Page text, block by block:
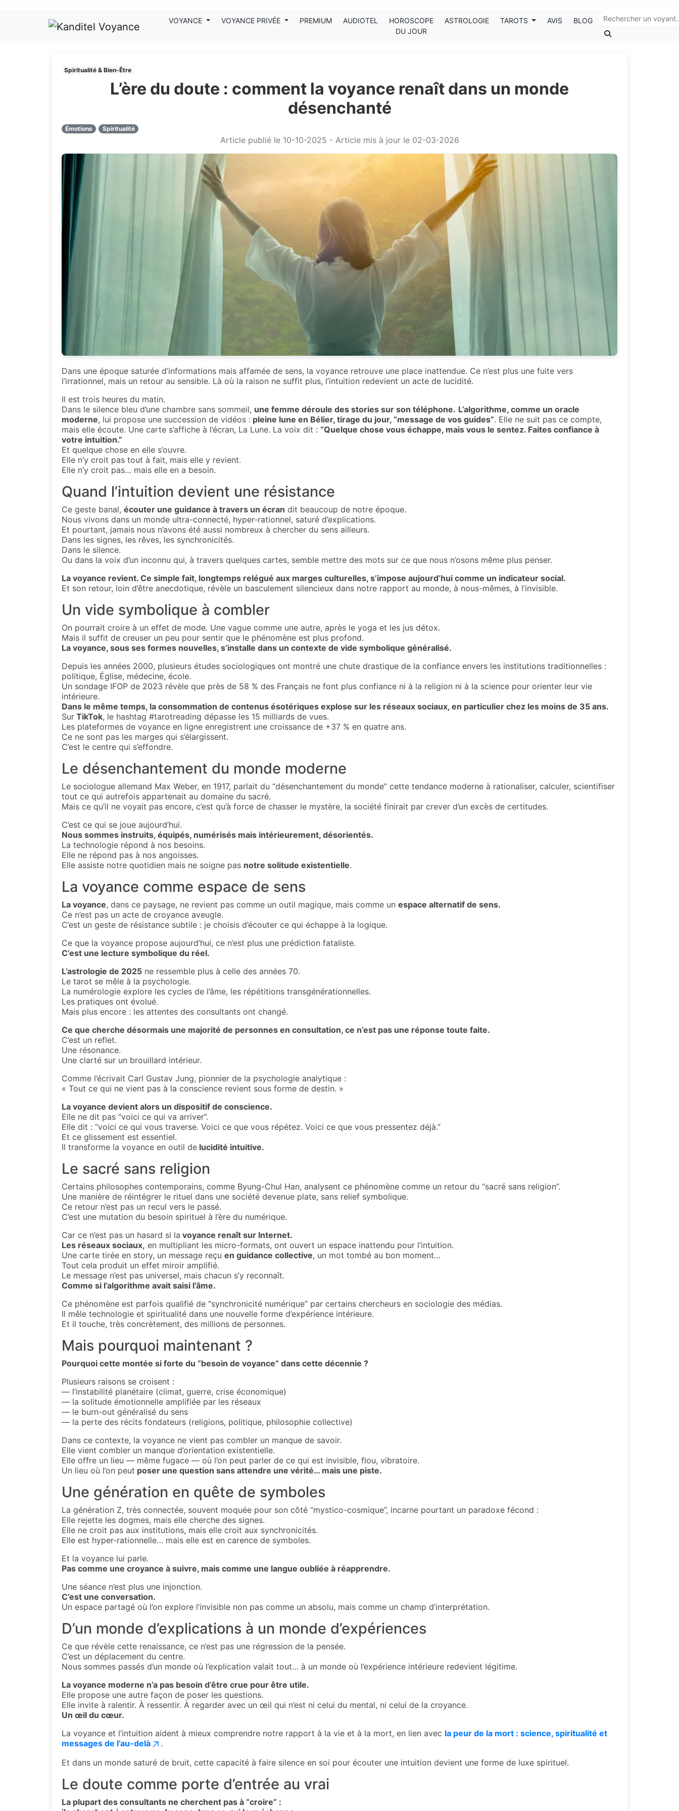
VOYANCE VOYANCE PRIVÉE PREMIUM AUDIOTEL
HOROSCOPE
DU JOUR
ASTROLOGIE TAROTS AVIS BLOG
Spiritualité & Bien-Être
L’ère du doute : comment la voyance renaît dans un monde
désenchanté
Émotions Spiritualité
Article publié le 10-10-2025 - Article mis à jour le 02-03-2026
Dans une époque saturée d’informations mais affamée de sens, la voyance retrouve une place inattendue. Ce n’est plus une fuite vers
l’irrationnel, mais un retour au sensible. Là où la raison ne suffit plus, l’intuition redevient un acte de lucidité.
Il est trois heures du matin.
Dans le silence bleu d’une chambre sans sommeil, une femme déroule des stories sur son téléphone. L’algorithme, comme un oracle
moderne, lui propose une succession de vidéos : pleine lune en Bélier, tirage du jour, “message de vos guides”. Elle ne suit pas ce compte,
mais elle écoute. Une carte s’affiche à l’écran, La Lune. La voix dit : “Quelque chose vous échappe, mais vous le sentez. Faites confiance à
votre intuition.”
Et quelque chose en elle s’ouvre.
Elle n’y croit pas tout à fait, mais elle y revient.
Elle n’y croit pas… mais elle en a besoin.
Quand l’intuition devient une résistance
Ce geste banal, écouter une guidance à travers un écran dit beaucoup de notre époque.
Nous vivons dans un monde ultra-connecté, hyper-rationnel, saturé d’explications.
Et pourtant, jamais nous n’avons été aussi nombreux à chercher du sens ailleurs.
Dans les signes, les rêves, les synchronicités.
Dans le silence.
Ou dans la voix d’un inconnu qui, à travers quelques cartes, semble mettre des mots sur ce que nous n’osons même plus penser.
La voyance revient. Ce simple fait, longtemps relégué aux marges culturelles, s’impose aujourd’hui comme un indicateur social.
Et son retour, loin d’être anecdotique, révèle un basculement silencieux dans notre rapport au monde, à nous-mêmes, à l’invisible.
Un vide symbolique à combler
On pourrait croire à un effet de mode. Une vague comme une autre, après le yoga et les jus détox.
Mais il suffit de creuser un peu pour sentir que le phénomène est plus profond.
La voyance, sous ses formes nouvelles, s’installe dans un contexte de vide symbolique généralisé.
Depuis les années 2000, plusieurs études sociologiques ont montré une chute drastique de la confiance envers les institutions traditionnelles :
politique, Église, médecine, école.
Un sondage IFOP de 2023 révèle que près de 58 % des Français ne font plus confiance ni à la religion ni à la science pour orienter leur vie
intérieure.
Dans le même temps, la consommation de contenus ésotériques explose sur les réseaux sociaux, en particulier chez les moins de 35 ans.
Sur TikTok, le hashtag #tarotreading dépasse les 15 milliards de vues.
Les plateformes de voyance en ligne enregistrent une croissance de +37 % en quatre ans.
Ce ne sont pas les marges qui s’élargissent.
C’est le centre qui s’effondre.
Le désenchantement du monde moderne
Le sociologue allemand Max Weber, en 1917, parlait du “désenchantement du monde” cette tendance moderne à rationaliser, calculer, scientifiser
tout ce qui autrefois appartenait au domaine du sacré.
Mais ce qu’il ne voyait pas encore, c’est qu’à force de chasser le mystère, la société finirait par crever d’un excès de certitudes.
C’est ce qui se joue aujourd’hui.
Nous sommes instruits, équipés, numérisés mais intérieurement, désorientés.
La technologie répond à nos besoins.
Elle ne répond pas à nos angoisses.
Elle assiste notre quotidien mais ne soigne pas notre solitude existentielle.
La voyance comme espace de sens
La voyance, dans ce paysage, ne revient pas comme un outil magique, mais comme un espace alternatif de sens.
Ce n’est pas un acte de croyance aveugle.
C’est un geste de résistance subtile : je choisis d’écouter ce qui échappe à la logique.
Ce que la voyance propose aujourd’hui, ce n’est plus une prédiction fataliste.
C’est une lecture symbolique du réel.
L’astrologie de 2025 ne ressemble plus à celle des années 70.
Le tarot se mêle à la psychologie.
La numérologie explore les cycles de l’âme, les répétitions transgénérationnelles.
Les pratiques ont évolué.
Mais plus encore : les attentes des consultants ont changé.
Ce que cherche désormais une majorité de personnes en consultation, ce n’est pas une réponse toute faite.
C’est un reflet.
Une résonance.
Une clarté sur un brouillard intérieur.
Comme l’écrivait Carl Gustav Jung, pionnier de la psychologie analytique :
« Tout ce qui ne vient pas à la conscience revient sous forme de destin. »
La voyance devient alors un dispositif de conscience.
Elle ne dit pas “voici ce qui va arriver”.
Elle dit : “voici ce qui vous traverse. Voici ce que vous répétez. Voici ce que vous pressentez déjà.”
Et ce glissement est essentiel.
Il transforme la voyance en outil de lucidité intuitive.
Le sacré sans religion
Certains philosophes contemporains, comme Byung-Chul Han, analysent ce phénomène comme un retour du “sacré sans religion”.
Une manière de réintégrer le rituel dans une société devenue plate, sans relief symbolique.
Ce retour n’est pas un recul vers le passé.
C’est une mutation du besoin spirituel à l’ère du numérique.
Car ce n’est pas un hasard si la voyance renaît sur Internet.
Les réseaux sociaux, en multipliant les micro-formats, ont ouvert un espace inattendu pour l’intuition.
Une carte tirée en story, un message reçu en guidance collective, un mot tombé au bon moment…
Tout cela produit un effet miroir amplifié.
Le message n’est pas universel, mais chacun s’y reconnaît.
Comme si l’algorithme avait saisi l’âme.
Ce phénomène est parfois qualifié de “synchronicité numérique” par certains chercheurs en sociologie des médias.
Il mêle technologie et spiritualité dans une nouvelle forme d’expérience intérieure.
Et il touche, très concrètement, des millions de personnes.
Mais pourquoi maintenant ?
Pourquoi cette montée si forte du “besoin de voyance” dans cette décennie ?
Plusieurs raisons se croisent :
— l’instabilité planétaire (climat, guerre, crise économique)
— la solitude émotionnelle amplifiée par les réseaux
— le burn-out généralisé du sens
— la perte des récits fondateurs (religions, politique, philosophie collective)
Dans ce contexte, la voyance ne vient pas combler un manque de savoir.
Elle vient combler un manque d’orientation existentielle.
Elle offre un lieu — même fugace — où l’on peut parler de ce qui est invisible, flou, vibratoire.
Un lieu où l’on peut poser une question sans attendre une vérité… mais une piste.
Une génération en quête de symboles
La génération Z, très connectée, souvent moquée pour son côté “mystico-cosmique”, incarne pourtant un paradoxe fécond :
Elle rejette les dogmes, mais elle cherche des signes.
Elle ne croit pas aux institutions, mais elle croit aux synchronicités.
Elle est hyper-rationnelle… mais elle est en carence de symboles.
Et la voyance lui parle.
Pas comme une croyance à suivre, mais comme une langue oubliée à réapprendre.
Une séance n’est plus une injonction.
C’est une conversation.
Un espace partagé où l’on explore l’invisible non pas comme un absolu, mais comme un champ d’interprétation.
D’un monde d’explications à un monde d’expériences
Ce que révèle cette renaissance, ce n’est pas une régression de la pensée.
C’est un déplacement du centre.
Nous sommes passés d’un monde où l’explication valait tout… à un monde où l’expérience intérieure redevient légitime.
La voyance moderne n’a pas besoin d’être crue pour être utile.
Elle propose une autre façon de poser les questions.
Elle invite à ralentir. À ressentir. À regarder avec un œil qui n’est ni celui du mental, ni celui de la croyance.
Un œil du cœur.
La voyance et l’intuition aident à mieux comprendre notre rapport à la vie et à la mort, en lien avec la peur de la mort : science, spiritualité et
messages de l’au-delà
.
Et dans un monde saturé de bruit, cette capacité à faire silence en soi pour écouter une intuition devient une forme de luxe spirituel.
Le doute comme porte d’entrée au vrai
La plupart des consultants ne cherchent pas à “croire” :